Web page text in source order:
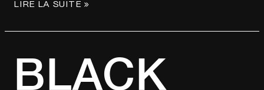
LIRE LA SUITE »
BLACK
EYED
PEAS